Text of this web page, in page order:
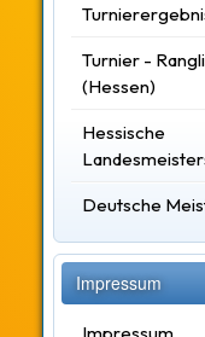
Turnier -
(Hessen)
Hessische
Deutsche
Impressum